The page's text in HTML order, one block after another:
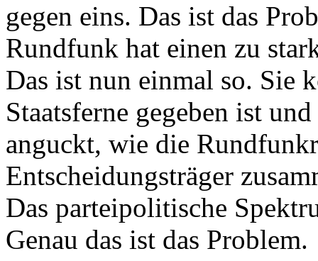
gegen eins. Das ist das
Rundfunk hat einen zu
Das ist nun einmal so. Sie
Staatsferne gegeben ist
anguckt, wie die
Entscheidungsträger
Das parteipolitische
Genau das ist das Problem.